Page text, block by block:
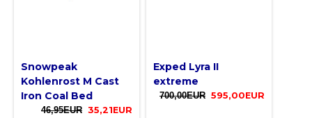
Snowpeak
Kohlenrost M Cast
Iron Coal Bed
46,95EUR 35,21EUR
Exped Lyra II
extreme
700,00EUR 595,00EUR